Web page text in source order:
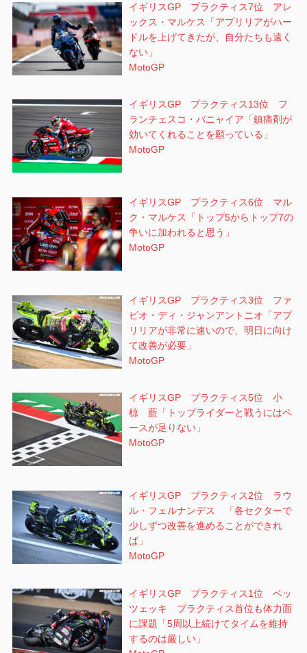
イギリスGP プラクティス7位 アレ
ックス・マルケス「アプリリアがハー
ドルを上げてきたが、自分たちも遠く
ない」
MotoGP
イギリスGP プラクティス13位 フ
ランチェスコ・バニャイア「鎮痛剤が
効いてくれることを願っている」
MotoGP
イギリスGP プラクティス6位 マル
ク・マルケス「トップ5からトップ7の
争いに加われると思う」
MotoGP
イギリスGP プラクティス3位 ファ
ビオ・ディ・ジャンアントニオ「アプ
リリアが非常に速いので、明日に向け
て改善が必要」
MotoGP
イギリスGP プラクティス5位 小
椋 藍「トップライダーと戦うにはペ
ースが足りない」
MotoGP
イギリスGP プラクティス2位 ラウ
ル・フェルナンデス 「各セクターで
少しずつ改善を進めることができれ
ば」
MotoGP
イギリスGP プラクティス1位 ベッ
ツェッキ プラクティス首位も体力面
に課題「5周以上続けてタイムを維持
するのは厳しい」